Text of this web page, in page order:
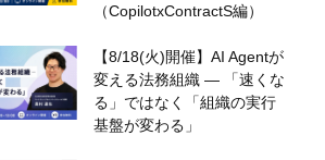
（CopilotxContractS編）
【8/18(火)開催】AI Agentが
変える法務組織 — 「速くな
る」ではなく「組織の実行
基盤が変わる」